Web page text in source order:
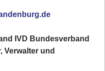
IVD Bundesverband
Verwalter und